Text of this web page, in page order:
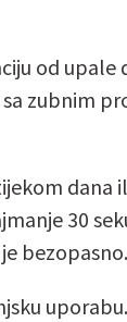
od
zubnim
dana
30
bezopasno.